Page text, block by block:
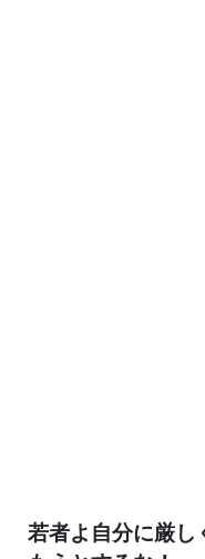
若者よ自分に厳し